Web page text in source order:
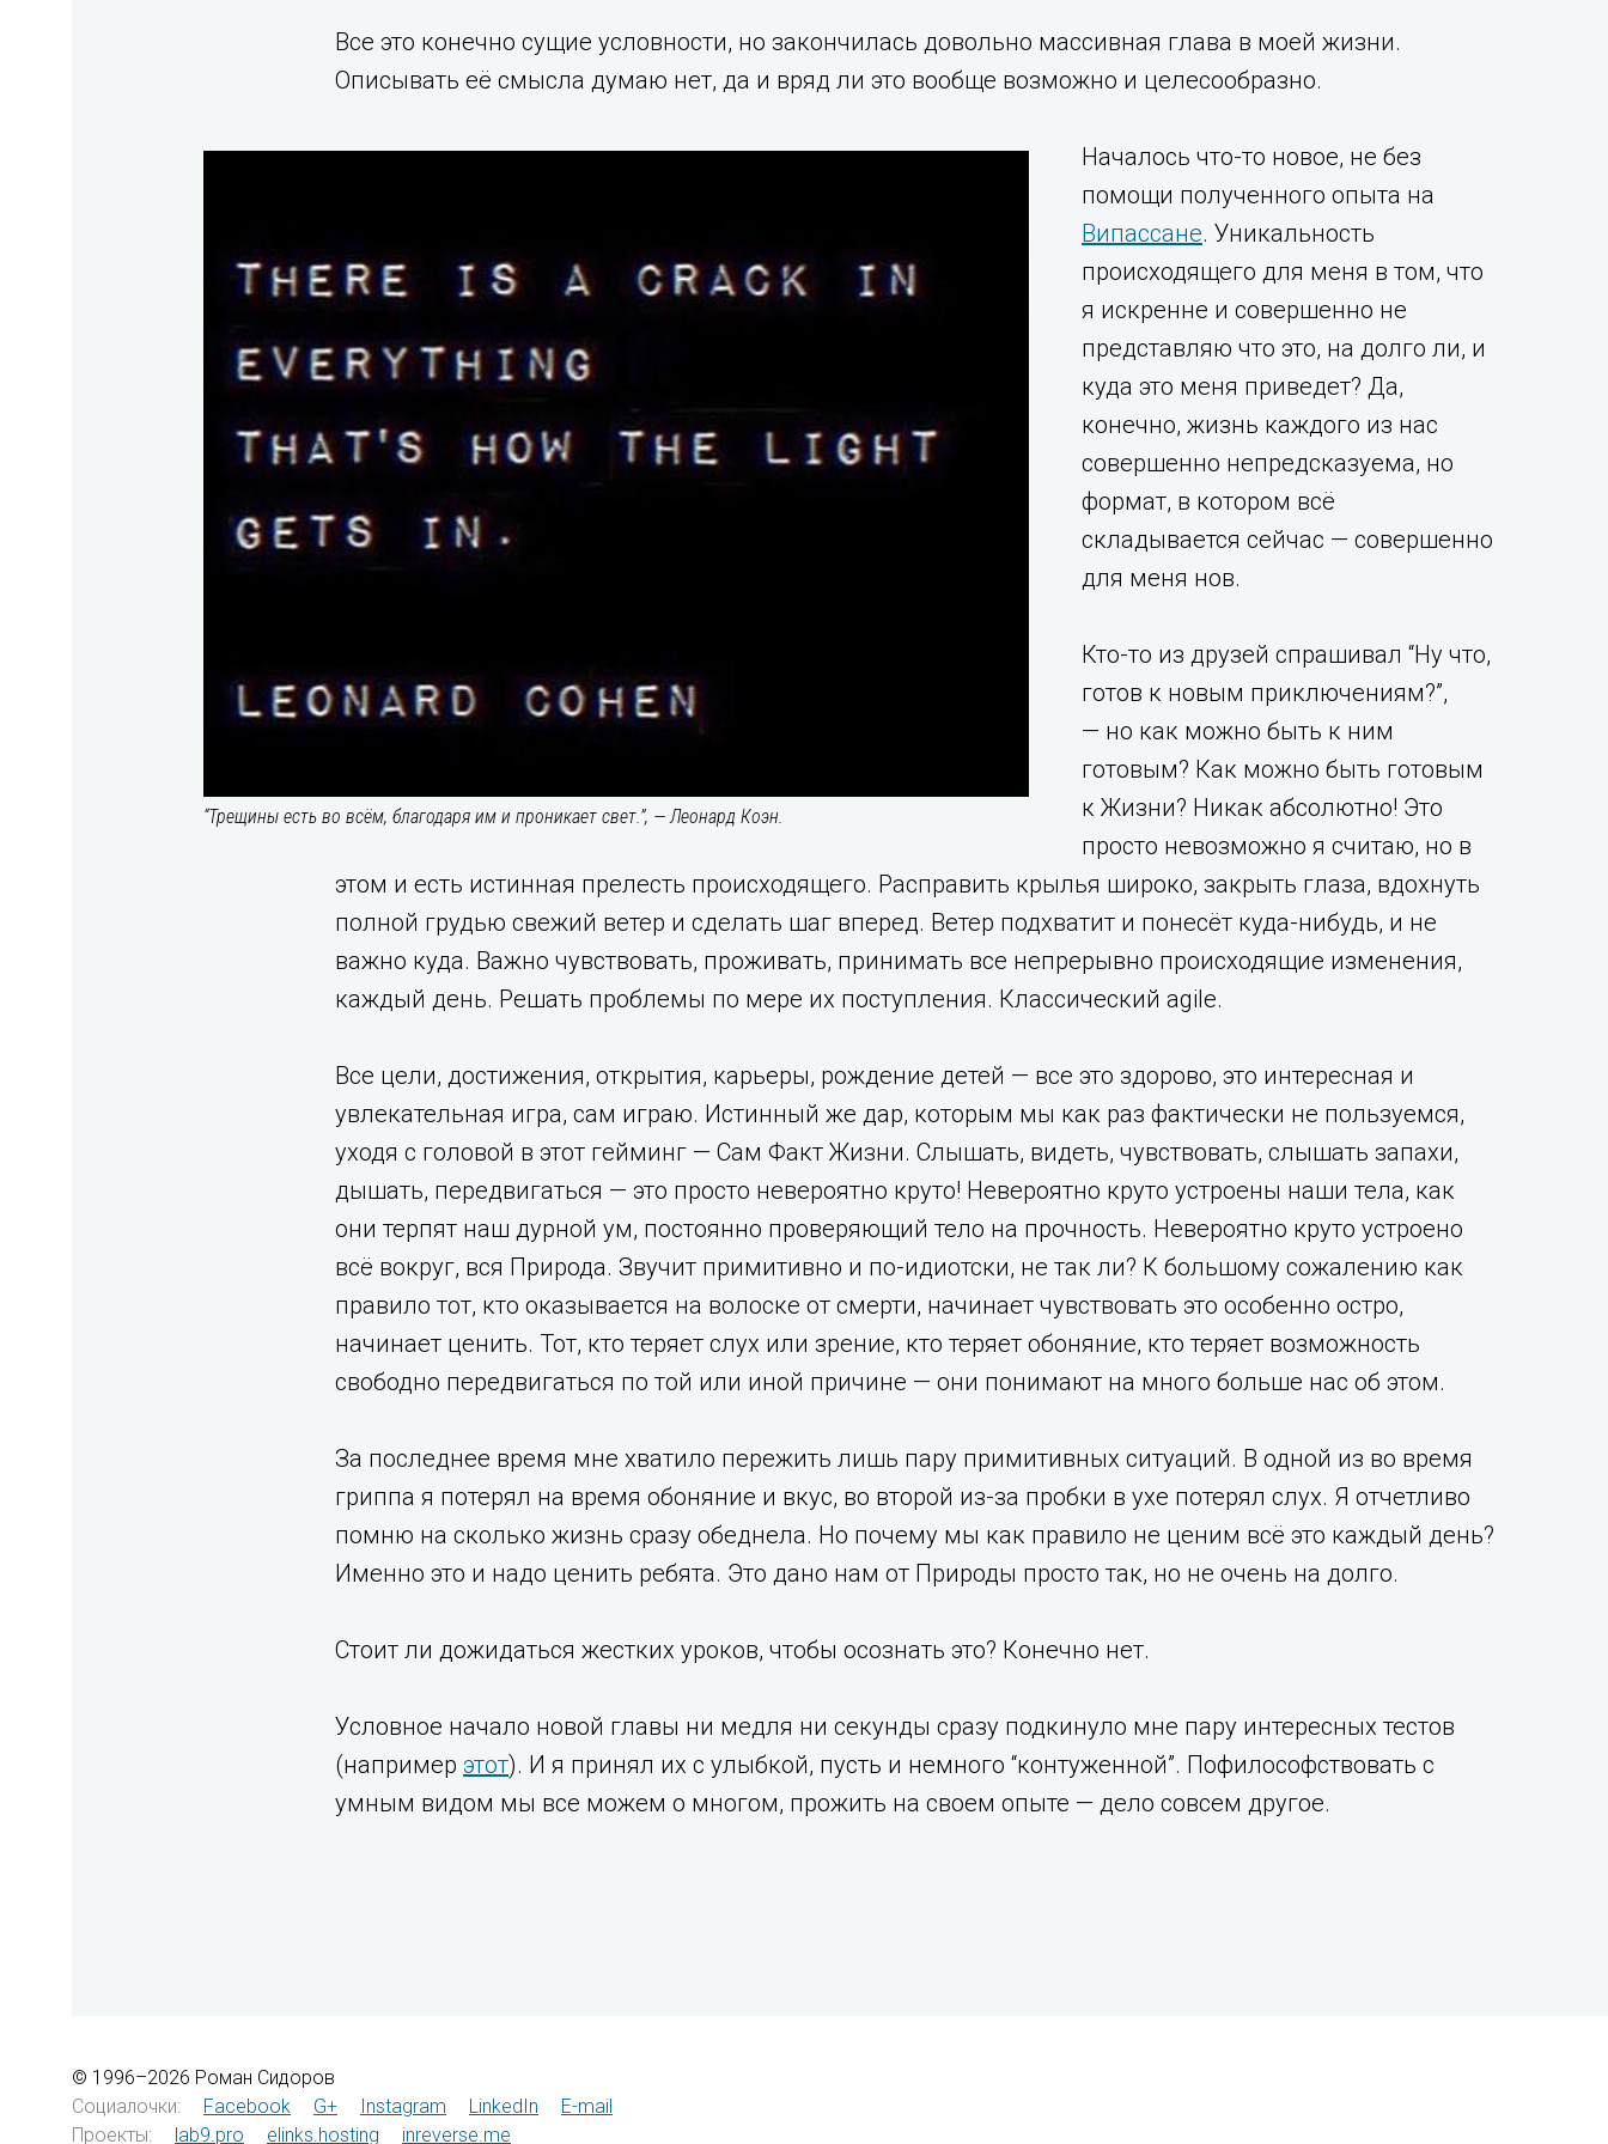
Все это конечно сущие условности, но закончилась довольно массивная глава в моей жизни.
Описывать её смысла думаю нет, да и вряд ли это вообще возможно и целесообразно.
“Трещины есть во всём, благодаря им и проникает свет.”, — Леонард Коэн.
Началось что-то новое, не без
помощи полученного опыта на
Випассане. Уникальность
происходящего для меня в том, что
я искренне и совершенно не
представляю что это, на долго ли, и
куда это меня приведет? Да,
конечно, жизнь каждого из нас
совершенно непредсказуема, но
формат, в котором всё
складывается сейчас — совершенно
для меня нов.
Кто-то из друзей спрашивал “Ну что,
готов к новым приключениям?”,
— но как можно быть к ним
готовым? Как можно быть готовым
к Жизни? Никак абсолютно! Это
просто невозможно я считаю, но в
этом и есть истинная прелесть происходящего. Расправить крылья широко, закрыть глаза, вдохнуть
полной грудью свежий ветер и сделать шаг вперед. Ветер подхватит и понесёт куда-нибудь, и не
важно куда. Важно чувствовать, проживать, принимать все непрерывно происходящие изменения,
каждый день. Решать проблемы по мере их поступления. Классический agile.
Все цели, достижения, открытия, карьеры, рождение детей — все это здорово, это интересная и
увлекательная игра, сам играю. Истинный же дар, которым мы как раз фактически не пользуемся,
уходя с головой в этот гейминг — Сам Факт Жизни. Слышать, видеть, чувствовать, слышать запахи,
дышать, передвигаться — это просто невероятно круто! Невероятно круто устроены наши тела, как
они терпят наш дурной ум, постоянно проверяющий тело на прочность. Невероятно круто устроено
всё вокруг, вся Природа. Звучит примитивно и по-идиотски, не так ли? К большому сожалению как
правило тот, кто оказывается на волоске от смерти, начинает чувствовать это особенно остро,
начинает ценить. Тот, кто теряет слух или зрение, кто теряет обоняние, кто теряет возможность
свободно передвигаться по той или иной причине — они понимают на много больше нас об этом.
За последнее время мне хватило пережить лишь пару примитивных ситуаций. В одной из во время
гриппа я потерял на время обоняние и вкус, во второй из-за пробки в ухе потерял слух. Я отчетливо
помню на сколько жизнь сразу обеднела. Но почему мы как правило не ценим всё это каждый день?
Именно это и надо ценить ребята. Это дано нам от Природы просто так, но не очень на долго.
Стоит ли дожидаться жестких уроков, чтобы осознать это? Конечно нет.
Условное начало новой главы ни медля ни секунды сразу подкинуло мне пару интересных тестов
(например этот). И я принял их с улыбкой, пусть и немного “контуженной”. Пофилософствовать с
умным видом мы все можем о многом, прожить на своем опыте — дело совсем другое.
© 1996–2026 Роман Сидоров
Социалочки:
Facebook G+ Instagram LinkedIn
E-mail
Проекты:
lab9.pro elinks.hosting inreverse.me